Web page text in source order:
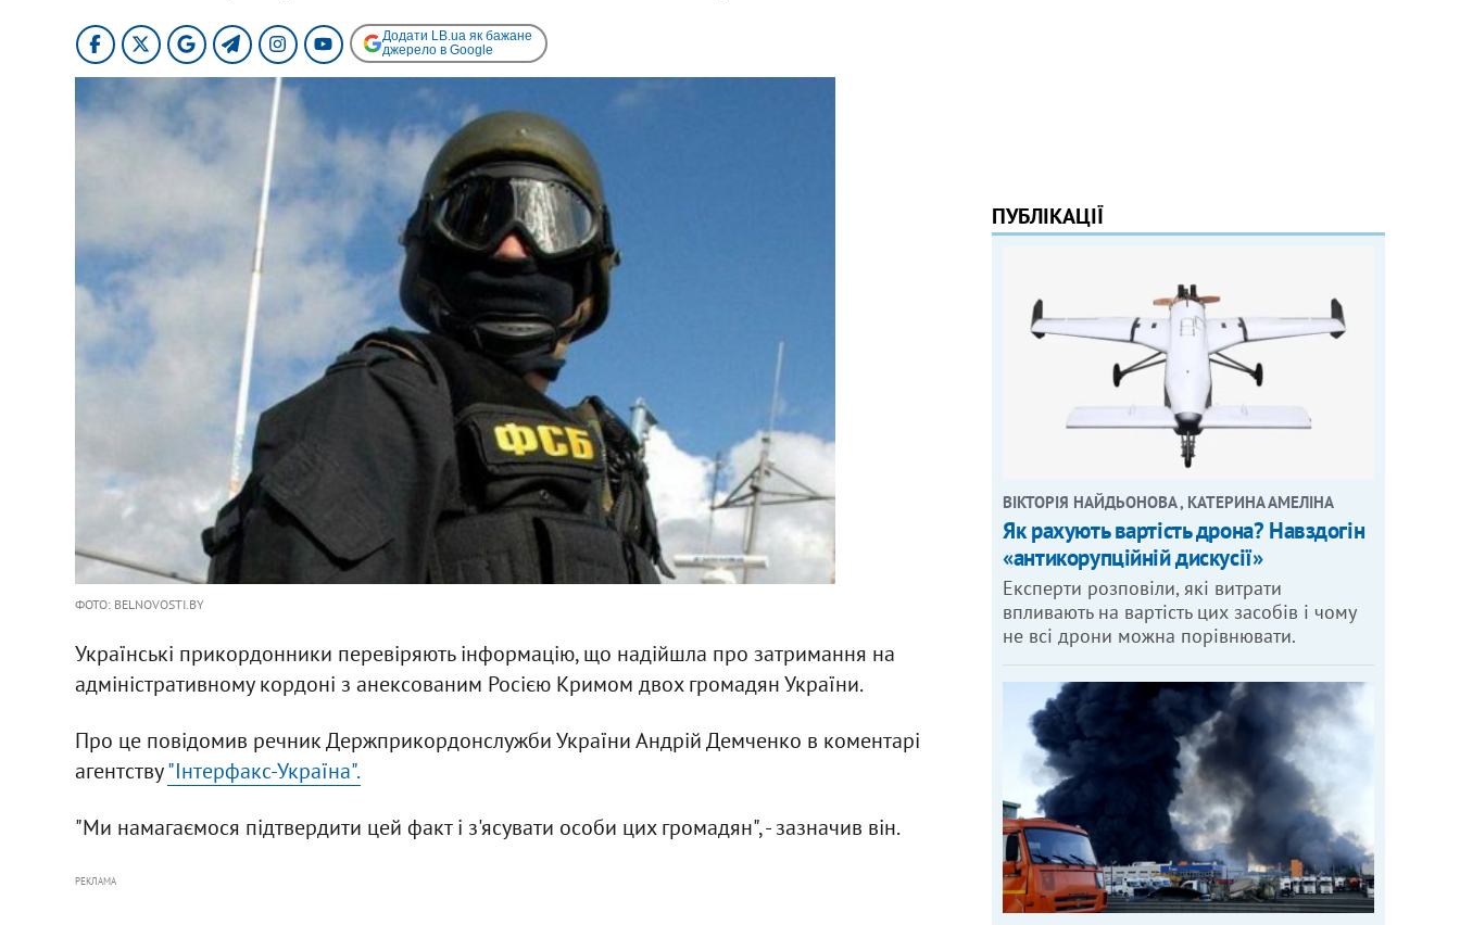
Додати LB.ua як бажане
джерело в Google
ФОТО: BELNOVOSTI.BY
Українські прикордонники перевіряють інформацію, що надійшла про затримання на
адміністративному кордоні з анексованим Росією Кримом двох громадян України.
Про це повідомив речник Держприкордонслужби України Андрій Демченко в коментарі
агентству"Інтерфакс-Україна".
"Ми намагаємося підтвердити цей факт і з'ясувати особи цих громадян", - зазначив він.
РЕКЛАМА
ПУБЛІКАЦІЇ
ВІКТОРІЯ НАЙДЬОНОВА , КАТЕРИНА АМЕЛІНА
Як рахують вартість дрона? Навздогін
«антикорупційній дискусії»
Експерти розповіли, які витрати
впливають на вартість цих засобів і чому
не всі дрони можна порівнювати.